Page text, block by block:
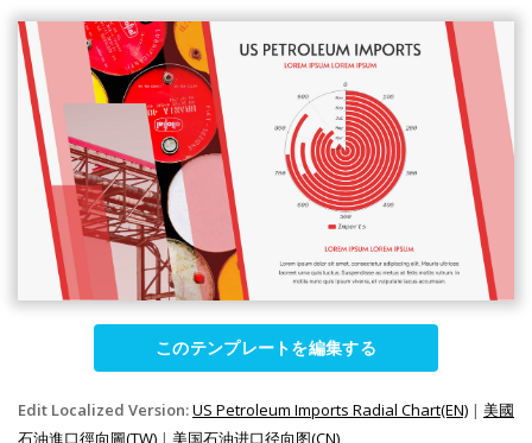
このテンプレートを編集する
Edit Localized Version:US Petroleum Imports Radial Chart(EN) | 美國
石油進口徑向圖(TW) | 美国石油进口径向图(CN)